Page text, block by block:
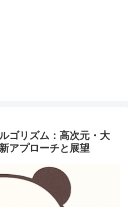
ゴリズム：高次元・大
アプローチと展望